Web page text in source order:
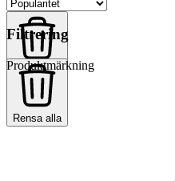
Rensa alla
Filtrering
Rensa alla
Produktmärkning